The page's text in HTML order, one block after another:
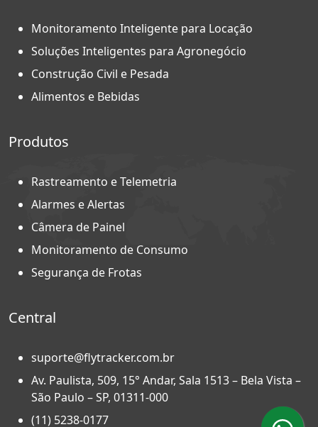
Monitoramento Inteligente para Locação
Soluções Inteligentes para Agronegócio
Construção Civil e Pesada
Alimentos e Bebidas
Produtos
Rastreamento e Telemetria
Alarmes e Alertas
Câmera de Painel
Monitoramento de Consumo
Segurança de Frotas
Central
suporte@flytracker.com.br
Av. Paulista, 509, 15° Andar, Sala 1513 – Bela Vista –
São Paulo – SP, 01311-000
(11) 5238-0177